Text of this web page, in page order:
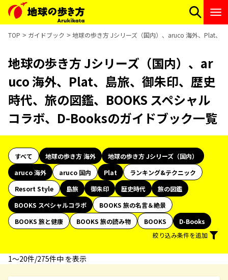
TOP ガイドブック 地球の歩き方 Jシリーズ（国内）、aruco 海外、Plat、
地球の歩き方 Jシリーズ（国内）、ar
uco 海外、Plat、島旅、御朱印、歴史
時代、旅の図鑑、BOOKS スペシャル
コラボ、D-Booksのガイドブック一覧
すべて 地球の歩き方 海外
地球の歩き方 Jシリーズ（国内）
aruco 海外
aruco 国内 Plat
ランキング&テクニック
Resort Style
島旅 御朱印 歴史時代
旅の図鑑
BOOKS スペシャルコラボ
BOOKS 旅の名言＆絶景
BOOKS 旅と健康
BOOKS 旅の読み物 BOOKS
D-Books
絞り込み条件を追加
1〜20件/275件中 を表示